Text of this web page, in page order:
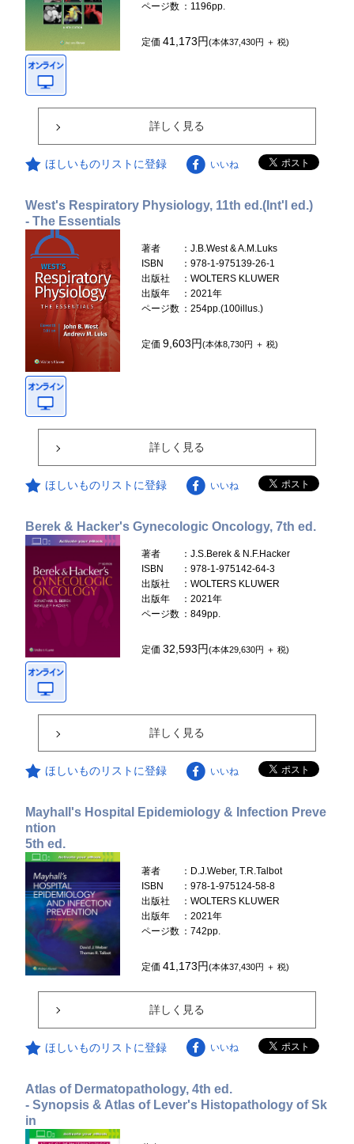
ページ数 ：1196pp.
定価41,173円(本体37,430円 ＋ 税)
詳しく見る
ほしいものリストに登録 いいね
West's Respiratory Physiology, 11th ed.(Int'l ed.)
- The Essentials
著者
：J.B.West & A.M.Luks
ISBN
：978-1-975139-26-1
出版社
：WOLTERS KLUWER
出版年
：2021年
ページ数 ：254pp.(100illus.)
定価9,603円(本体8,730円 ＋ 税)
詳しく見る
ほしいものリストに登録 いいね
Berek & Hacker's Gynecologic Oncology, 7th ed.
著者
：J.S.Berek & N.F.Hacker
ISBN
：978-1-975142-64-3
出版社
：WOLTERS KLUWER
出版年
：2021年
ページ数 ：849pp.
定価32,593円(本体29,630円 ＋ 税)
詳しく見る
ほしいものリストに登録 いいね
Mayhall's Hospital Epidemiology & Infection Preve
ntion
5th ed.
著者
：D.J.Weber, T.R.Talbot
ISBN
：978-1-975124-58-8
出版社
：WOLTERS KLUWER
出版年
：2021年
ページ数 ：742pp.
定価41,173円(本体37,430円 ＋ 税)
詳しく見る
ほしいものリストに登録 いいね
Atlas of Dermatopathology, 4th ed.
- Synopsis & Atlas of Lever's Histopathology of Sk
in